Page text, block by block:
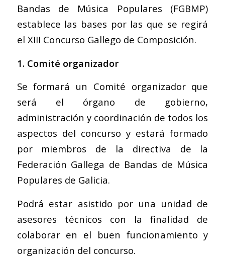
Bandas de Música Populares (FGBMP)
establece las bases por las que se regirá
el XIII Concurso Gallego de Composición.
1. Comité organizador
Se formará un Comité organizador que
será el órgano de gobierno,
administración y coordinación de todos los
aspectos del concurso y estará formado
por miembros de la directiva de la
Federación Gallega de Bandas de Música
Populares de Galicia.
Podrá estar asistido por una unidad de
asesores técnicos con la finalidad de
colaborar en el buen funcionamiento y
organización del concurso.